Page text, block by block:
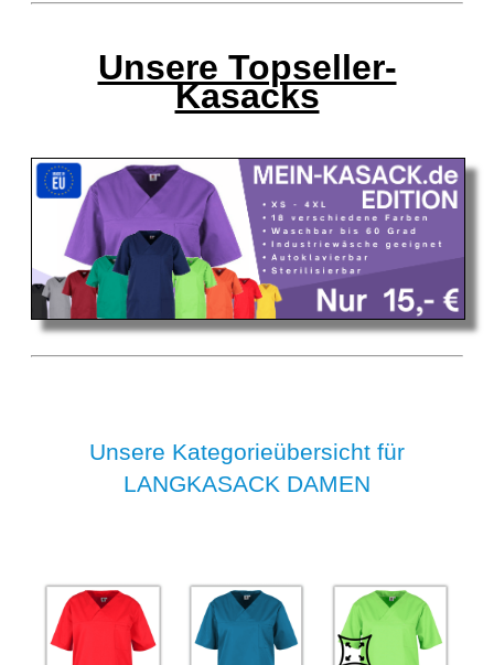
Unsere Topseller-
Kasacks
Unsere Kategorieübersicht für
LANGKASACK DAMEN